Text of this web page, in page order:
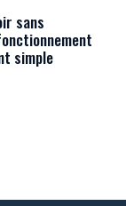
sans
simple